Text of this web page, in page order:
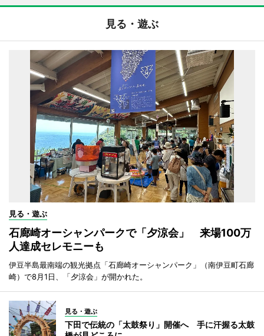
見る・遊ぶ
見る・遊ぶ
石廊崎オーシャンパークで「夕涼会」 来場100万
人達成セレモニーも
伊豆半島最南端の観光拠点「石廊崎オーシャンパーク」（南伊豆町石廊
崎）で8月1日、「夕涼会」が開かれた。
見る・遊ぶ
下田で伝統の「太鼓祭り」開催へ 手に汗握る太鼓